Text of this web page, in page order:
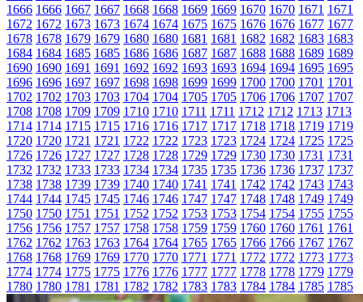
1666 1666 1667 1667 1668 1668 1669 1669 1670 1670 1671 1671
1672 1672 1673 1673 1674 1674 1675 1675 1676 1676 1677 1677
1678 1678 1679 1679 1680 1680 1681 1681 1682 1682 1683 1683
1684 1684 1685 1685 1686 1686 1687 1687 1688 1688 1689 1689
1690 1690 1691 1691 1692 1692 1693 1693 1694 1694 1695 1695
1696 1696 1697 1697 1698 1698 1699 1699 1700 1700 1701 1701
1702 1702 1703 1703 1704 1704 1705 1705 1706 1706 1707 1707
1708 1708 1709 1709 1710 1710 1711 1711 1712 1712 1713 1713
1714 1714 1715 1715 1716 1716 1717 1717 1718 1718 1719 1719
1720 1720 1721 1721 1722 1722 1723 1723 1724 1724 1725 1725
1726 1726 1727 1727 1728 1728 1729 1729 1730 1730 1731 1731
1732 1732 1733 1733 1734 1734 1735 1735 1736 1736 1737 1737
1738 1738 1739 1739 1740 1740 1741 1741 1742 1742 1743 1743
1744 1744 1745 1745 1746 1746 1747 1747 1748 1748 1749 1749
1750 1750 1751 1751 1752 1752 1753 1753 1754 1754 1755 1755
1756 1756 1757 1757 1758 1758 1759 1759 1760 1760 1761 1761
1762 1762 1763 1763 1764 1764 1765 1765 1766 1766 1767 1767
1768 1768 1769 1769 1770 1770 1771 1771 1772 1772 1773 1773
1774 1774 1775 1775 1776 1776 1777 1777 1778 1778 1779 1779
1780 1780 1781 1781 1782 1782 1783 1783 1784 1784 1785 1785